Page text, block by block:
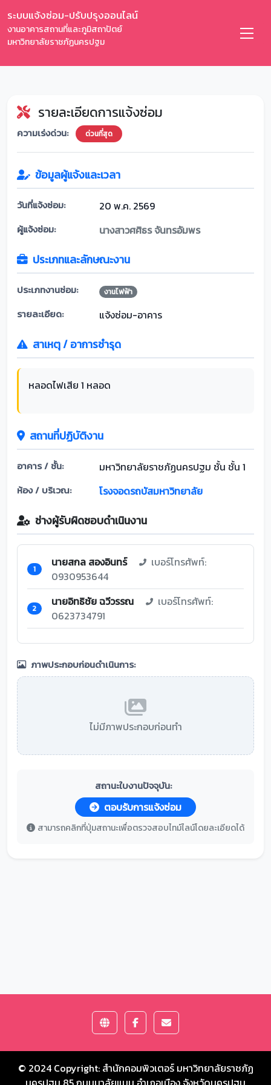
ระบบแจ้งซ่อม-ปรับปรุงออนไลน์
งานอาคารสถานที่และภูมิสถาปัตย์
มหาวิทยาลัยราชภัฏนครปฐม
รายละเอียดการแจ้งซ่อม
ความเร่งด่วน: ด่วนที่สุด
ข้อมูลผู้แจ้งและเวลา
วันที่แจ้งซ่อม: 20 พ.ค. 2569
ผู้แจ้งซ่อม: นางสาวศศิธร จันทรอัมพร
ประเภทและลักษณะงาน
ประเภทงานซ่อม: งานไฟฟ้า
รายละเอียด: แจ้งซ่อม-อาคาร
สาเหตุ / อาการชำรุด
หลอดไฟเสีย 1 หลอด
สถานที่ปฏิบัติงาน
อาคาร / ชั้น: มหาวิทยาลัยราชภัฏนครปฐม ชั้น ชั้น 1
ห้อง / บริเวณ: โรงจอดรถบัสมหาวิทยาลัย
ช่างผู้รับผิดชอบดำเนินงาน
1 นายสกล สองอินทร์
เบอร์โทรศัพท์:
0930953644
2 นายอิทธิชัย ฉวีวรรณ
เบอร์โทรศัพท์:
0623734791
ภาพประกอบก่อนดำเนินการ:
ไม่มีภาพประกอบก่อนทำ
สถานะใบงานปัจจุบัน:
ตอบรับการแจ้งซ่อม
สามารถคลิกที่ปุ่มสถานะเพื่อตรวจสอบไทม์ไลน์โดยละเอียดได้
© 2024 Copyright: สำนักคอมพิวเตอร์ มหาวิทยาลัยราชภัฏ